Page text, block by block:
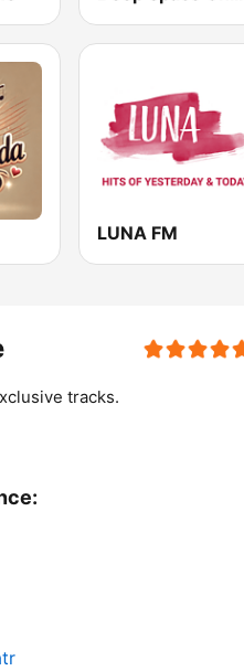
LUNA FM
tracks.